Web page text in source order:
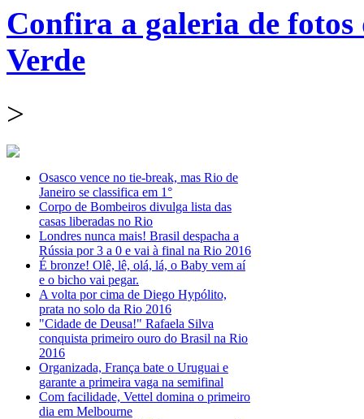
Confira a galeria de
Verde
>
Osasco vence no tie-break, mas Rio de
Janeiro se classifica em 1°
Corpo de Bombeiros divulga lista das
casas liberadas no Rio
Londres nunca mais! Brasil despacha a
Rússia por 3 a 0 e vai à final na Rio 2016
É bronze! Olê, lê, olá, lá, o Baby vem aí
e o bicho vai pegar.
A volta por cima de Diego Hypólito,
prata no solo da Rio 2016
"Cidade de Deusa!" Rafaela Silva
conquista primeiro ouro do Brasil na Rio
2016
Organizada, França bate o Uruguai e
garante a primeira vaga na semifinal
Com facilidade, Vettel domina o primeiro
dia em Melbourne